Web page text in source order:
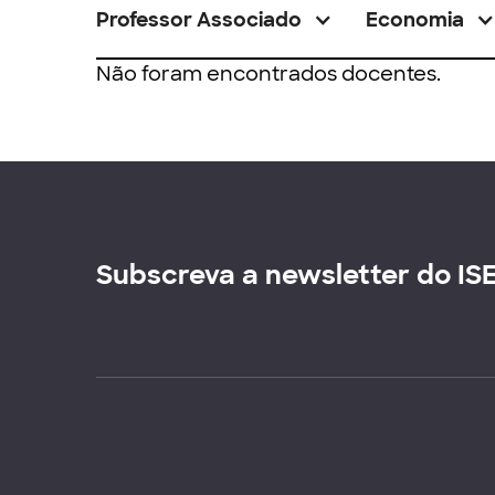
Professor Associado Economia
Não foram encontrados docentes.
Subscreva a newsletter do